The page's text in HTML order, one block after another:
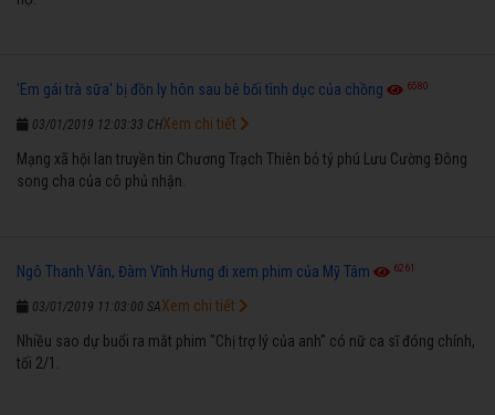
'Em gái trà sữa' bị đồn ly hôn sau bê bối tình dục của chồng 6580
03/01/2019 12:03:33 CH
Mạng xã hội lan truyền tin Chương Trạch Thiên bỏ tỷ phú Lưu Cường Đông
song cha của cô phủ nhận.
Xem chi tiết
Ngô Thanh Vân, Đàm Vĩnh Hưng đi xem phim của Mỹ Tâm 6261
03/01/2019 11:03:00 SA
Nhiều sao dự buổi ra mắt phim "Chị trợ lý của anh" có nữ ca sĩ đóng chính,
tối 2/1.
Xem chi tiết